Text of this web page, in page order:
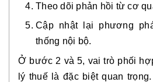
Theo dõi phản hồi từ cơ
Cập nhật lại phương
thống nội bộ.
Ở bước 2 và 5, vai trò phối
lý thuế là đặc biệt quan